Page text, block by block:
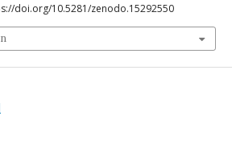
doi.org/10.5281/zenodo.15292550